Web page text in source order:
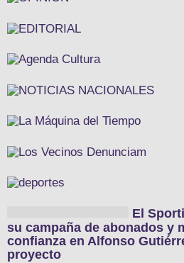
El
su campaña de abonados y
confianza en Alfonso
proyecto